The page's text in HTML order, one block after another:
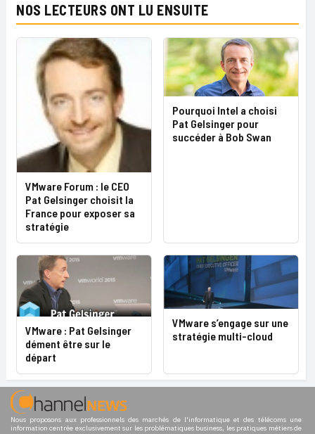
NOS LECTEURS ONT LU ENSUITE
VMware Forum : le CEO
Pat Gelsinger choisit la
France pour exposer sa
stratégie
Pourquoi Intel a choisi
Pat Gelsinger pour
succéder à Bob Swan
VMware : Pat Gelsinger
dément être sur le
départ
VMware s’engage sur une
stratégie multi-cloud
Nous proposons aux professionnels des marchés de l'informatique et des télécoms une
information centrée exclusivement sur les problématiques business, les pratiques métiers de